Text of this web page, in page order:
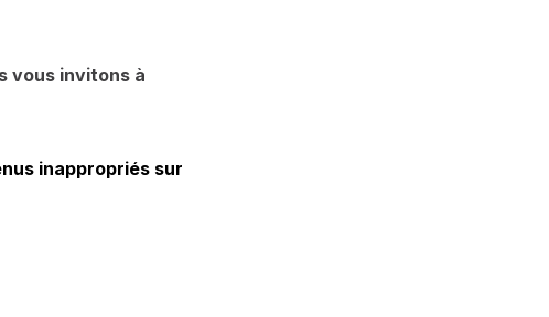
vous invitons à
inappropriés sur